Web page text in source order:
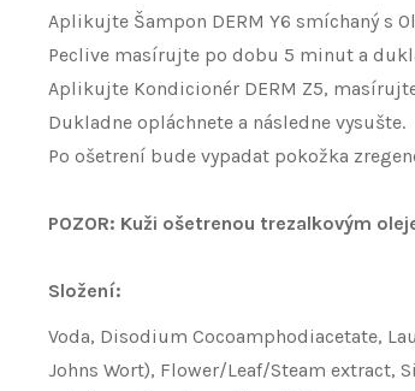
Aplikujte Šampon DERM Y6 smíchaný s
Peclive masírujte po dobu 5 minut a
Aplikujte Kondicionér DERM Z5,
Dukladne opláchnete a následne vysušte.
Po ošetrení bude vypadat pokožka
POZOR: Kuži ošetrenou trezalkovým
Složení:
Voda, Disodium Cocoamphodiacetate,
Johns Wort), Flower/Leaf/Steam extract,